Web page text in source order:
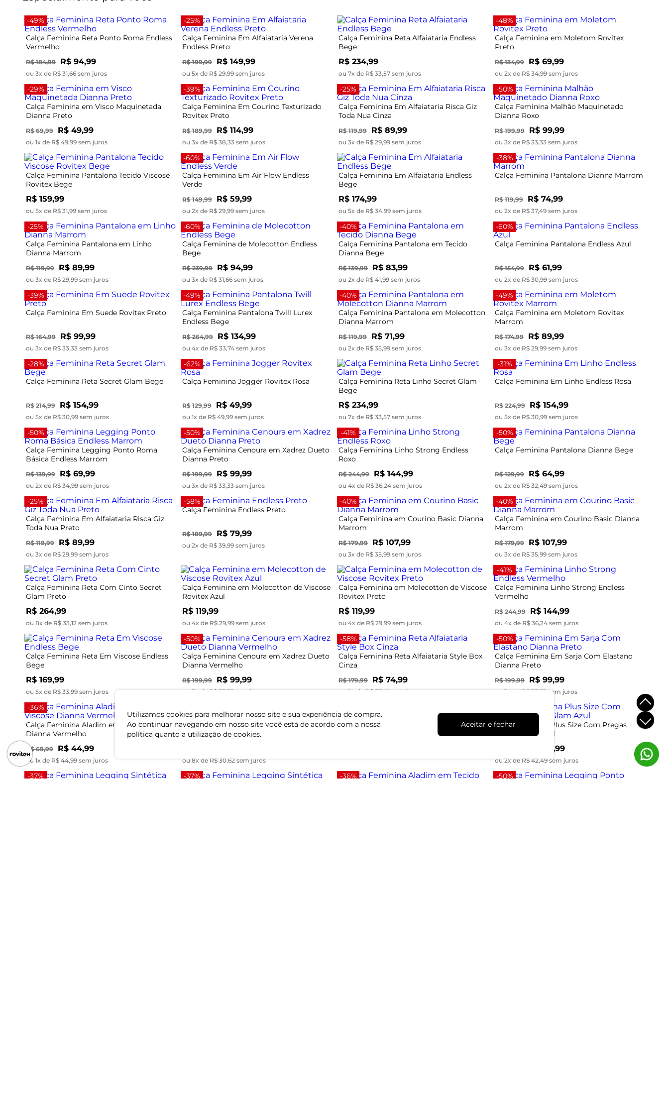
Utilizamos cookies para melhorar nosso site e sua experiência de compra.
Ao continuar navegando em nosso site você está de acordo com a nossa
política quanto a utilização de cookies.
Aceitar e fechar
-49%
Calça Feminina Reta Ponto Roma Endless
Vermelho
R$ 184,99 R$ 94,99
ou 3x de R$ 31,66 sem juros
-25%
Calça Feminina Em Alfaiataria Verena
Endless Preto
R$ 199,99 R$ 149,99
ou 5x de R$ 29,99 sem juros
Calça Feminina Reta Alfaiataria Endless
Bege
R$ 234,99
ou 7x de R$ 33,57 sem juros
-48%
Calça Feminina em Moletom Rovitex
Preto
R$ 134,99 R$ 69,99
ou 2x de R$ 34,99 sem juros
-29%
Calça Feminina em Visco Maquinetada
Dianna Preto
R$ 69,99 R$ 49,99
ou 1x de R$ 49,99 sem juros
-39%
Calça Feminina Em Courino Texturizado
Rovitex Preto
R$ 189,99 R$ 114,99
ou 3x de R$ 38,33 sem juros
-25%
Calça Feminina Em Alfaiataria Risca Giz
Toda Nua Cinza
R$ 119,99 R$ 89,99
ou 3x de R$ 29,99 sem juros
-50%
Calça Feminina Malhão Maquinetado
Dianna Roxo
R$ 199,99 R$ 99,99
ou 3x de R$ 33,33 sem juros
Calça Feminina Pantalona Tecido Viscose
Rovitex Bege
R$ 159,99
ou 5x de R$ 31,99 sem juros
-60%
Calça Feminina Em Air Flow Endless
Verde
R$ 149,99 R$ 59,99
ou 2x de R$ 29,99 sem juros
Calça Feminina Em Alfaiataria Endless
Bege
R$ 174,99
ou 5x de R$ 34,99 sem juros
-38%
Calça Feminina Pantalona Dianna Marrom
R$ 119,99 R$ 74,99
ou 2x de R$ 37,49 sem juros
-25%
Calça Feminina Pantalona em Linho
Dianna Marrom
R$ 119,99 R$ 89,99
ou 3x de R$ 29,99 sem juros
-60%
Calça Feminina de Molecotton Endless
Bege
R$ 239,99 R$ 94,99
ou 3x de R$ 31,66 sem juros
-40%
Calça Feminina Pantalona em Tecido
Dianna Bege
R$ 139,99 R$ 83,99
ou 2x de R$ 41,99 sem juros
-60%
Calça Feminina Pantalona Endless Azul
R$ 154,99 R$ 61,99
ou 2x de R$ 30,99 sem juros
-39%
Calça Feminina Em Suede Rovitex Preto
R$ 164,99 R$ 99,99
ou 3x de R$ 33,33 sem juros
-49%
Calça Feminina Pantalona Twill Lurex
Endless Bege
R$ 264,99 R$ 134,99
ou 4x de R$ 33,74 sem juros
-40%
Calça Feminina Pantalona em Molecotton
Dianna Marrom
R$ 119,99 R$ 71,99
ou 2x de R$ 35,99 sem juros
-49%
Calça Feminina em Moletom Rovitex
Marrom
R$ 174,99 R$ 89,99
ou 3x de R$ 29,99 sem juros
-28%
Calça Feminina Reta Secret Glam Bege
R$ 214,99 R$ 154,99
ou 5x de R$ 30,99 sem juros
-62%
Calça Feminina Jogger Rovitex Rosa
R$ 129,99 R$ 49,99
ou 1x de R$ 49,99 sem juros
Calça Feminina Reta Linho Secret Glam
Bege
R$ 234,99
ou 7x de R$ 33,57 sem juros
-31%
Calça Feminina Em Linho Endless Rosa
R$ 224,99 R$ 154,99
ou 5x de R$ 30,99 sem juros
-50%
Calça Feminina Legging Ponto Roma
Básica Endless Marrom
R$ 139,99 R$ 69,99
ou 2x de R$ 34,99 sem juros
-50%
Calça Feminina Cenoura em Xadrez Dueto
Dianna Preto
R$ 199,99 R$ 99,99
ou 3x de R$ 33,33 sem juros
-41%
Calça Feminina Linho Strong Endless
Roxo
R$ 244,99 R$ 144,99
ou 4x de R$ 36,24 sem juros
-50%
Calça Feminina Pantalona Dianna Bege
R$ 129,99 R$ 64,99
ou 2x de R$ 32,49 sem juros
-25%
Calça Feminina Em Alfaiataria Risca Giz
Toda Nua Preto
R$ 119,99 R$ 89,99
ou 3x de R$ 29,99 sem juros
-58%
Calça Feminina Endless Preto
R$ 189,99 R$ 79,99
ou 2x de R$ 39,99 sem juros
-40%
Calça Feminina em Courino Basic Dianna
Marrom
R$ 179,99 R$ 107,99
ou 3x de R$ 35,99 sem juros
-40%
Calça Feminina em Courino Basic Dianna
Marrom
R$ 179,99 R$ 107,99
ou 3x de R$ 35,99 sem juros
Calça Feminina Reta Com Cinto Secret
Glam Preto
R$ 264,99
ou 8x de R$ 33,12 sem juros
Calça Feminina em Molecotton de Viscose
Rovitex Azul
R$ 119,99
ou 4x de R$ 29,99 sem juros
Calça Feminina em Molecotton de Viscose
Rovitex Preto
R$ 119,99
ou 4x de R$ 29,99 sem juros
-41%
Calça Feminina Linho Strong Endless
Vermelho
R$ 244,99 R$ 144,99
ou 4x de R$ 36,24 sem juros
Calça Feminina Reta Em Viscose Endless
Bege
R$ 169,99
ou 5x de R$ 33,99 sem juros
-50%
Calça Feminina Cenoura em Xadrez Dueto
Dianna Vermelho
R$ 199,99 R$ 99,99
ou 3x de R$ 33,33 sem juros
-58%
Calça Feminina Reta Alfaiataria Style Box
Cinza
R$ 179,99 R$ 74,99
ou 2x de R$ 37,49 sem juros
-50%
Calça Feminina Em Sarja Com Elastano
Dianna Preto
R$ 199,99 R$ 99,99
ou 3x de R$ 33,33 sem juros
-36%
Calça Feminina Aladim em Tecido Viscose
Dianna Vermelho
R$ 69,99 R$ 44,99
ou 1x de R$ 44,99 sem juros
Calça Feminina Em Tecido Alfaiataria
Endless Bege
ou 8x de R$ 30,62 sem juros
Calça Feminina Endless Marrom
Calça Feminina Plus Size Com Pregas
Secret Glam Azul
R$ 84,99
ou 2x de R$ 42,49 sem juros
-37%
-37%
-36%
-50%